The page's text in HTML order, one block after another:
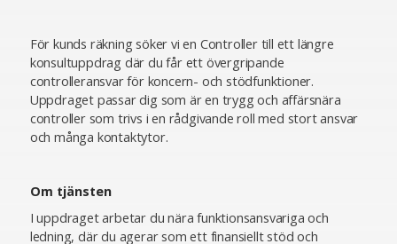
För kunds räkning söker vi en Controller till ett längre
konsultuppdrag där du får ett övergripande
controlleransvar för koncern- och stödfunktioner.
Uppdraget passar dig som är en trygg och affärsnära
controller som trivs i en rådgivande roll med stort ansvar
och många kontaktytor.
Om tjänsten
I uppdraget arbetar du nära funktionsansvariga och
ledning, där du agerar som ett finansiellt stöd och